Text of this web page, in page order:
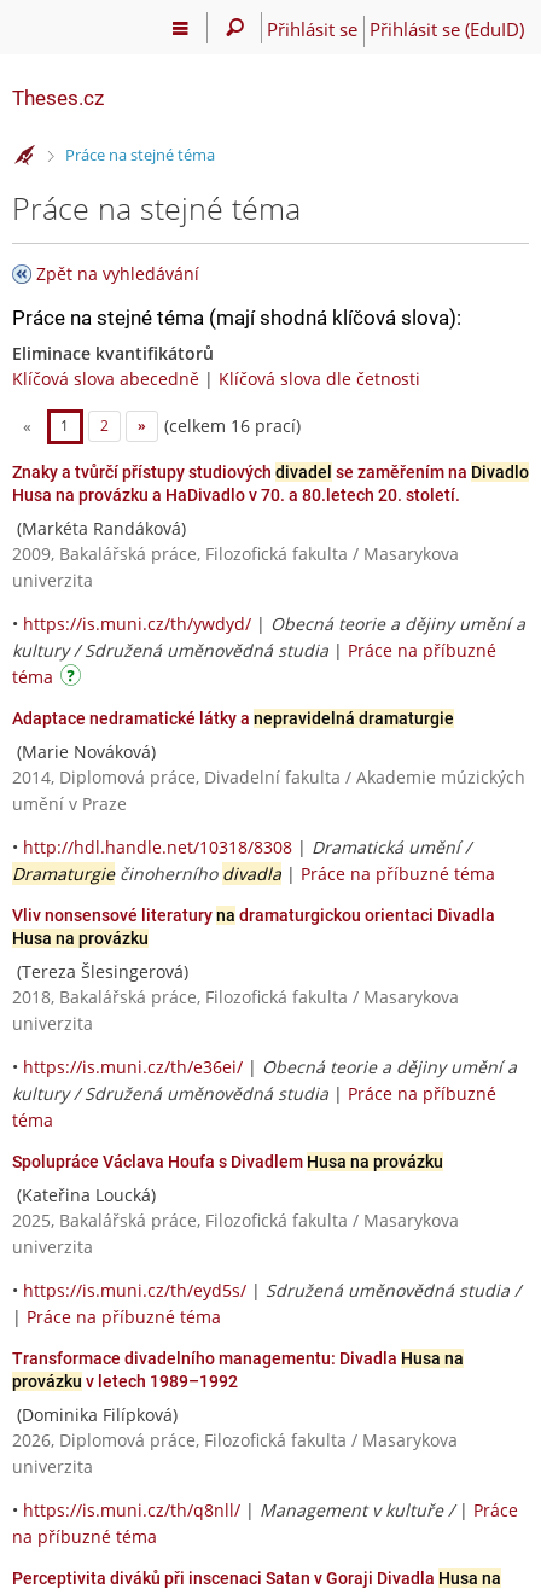
Přihlásit se Přihlásit se (EduID)
Theses.cz
>Práce na stejné téma
Práce na stejné téma
Zpět na vyhledávání
Práce na stejné téma (mají shodná klíčová slova):
Eliminace kvantifikátorů
Klíčová slova abecedně | Klíčová slova dle četnosti
« 1 2 » (celkem 16 prací)
Znaky a tvůrčí přístupy studiových divadel se zaměřením na Divadlo
Husa na provázku a HaDivadlo v 70. a 80.letech 20. století.
(Markéta Randáková)
2009, Bakalářská práce, Filozofická fakulta / Masarykova
univerzita
• https://is.muni.cz/th/ywdyd/ | Obecná teorie a dějiny umění a
kultury / Sdružená uměnovědná studia | Práce na příbuzné
téma
Adaptace nedramatické látky a nepravidelná dramaturgie
(Marie Nováková)
2014, Diplomová práce, Divadelní fakulta / Akademie múzických
umění v Praze
• http://hdl.handle.net/10318/8308 | Dramatická umění /
Dramaturgiečinoherního divadla | Práce na příbuzné téma
Vliv nonsensové literaturyna dramaturgickou orientaci Divadla
Husa na provázku
(Tereza Šlesingerová)
2018, Bakalářská práce, Filozofická fakulta / Masarykova
univerzita
• https://is.muni.cz/th/e36ei/ | Obecná teorie a dějiny umění a
kultury / Sdružená uměnovědná studia | Práce na příbuzné
téma
Spolupráce Václava Houfa s Divadlem Husa na provázku
(Kateřina Loucká)
2025, Bakalářská práce, Filozofická fakulta / Masarykova
univerzita
• https://is.muni.cz/th/eyd5s/ | Sdružená uměnovědná studia /
| Práce na příbuzné téma
Transformace divadelního managementu: Divadla Husa na
provázku v letech 1989–1992
(Dominika Filípková)
2026, Diplomová práce, Filozofická fakulta / Masarykova
univerzita
• https://is.muni.cz/th/q8nll/ | Management v kultuře / | Práce
na příbuzné téma
Perceptivita diváků při inscenaci Satan v Goraji Divadla Husa na